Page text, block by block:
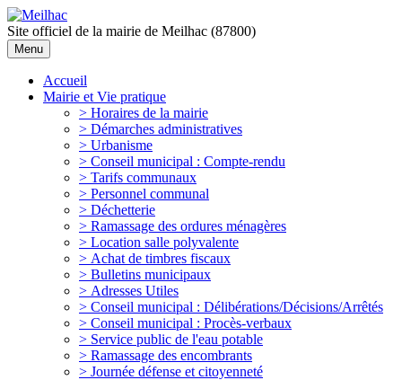
Site officiel de la mairie de Meilhac (87800)
Menu
Accueil
Mairie et Vie pratique
> Horaires de la mairie
> Démarches administratives
> Urbanisme
> Conseil municipal : Compte-rendu
> Tarifs communaux
> Personnel communal
> Déchetterie
> Ramassage des ordures ménagères
> Location salle polyvalente
> Achat de timbres fiscaux
> Bulletins municipaux
> Adresses Utiles
> Conseil municipal : Délibérations/Décisions/Arrêtés
> Conseil municipal : Procès-verbaux
> Service public de l'eau potable
> Ramassage des encombrants
> Journée défense et citoyenneté